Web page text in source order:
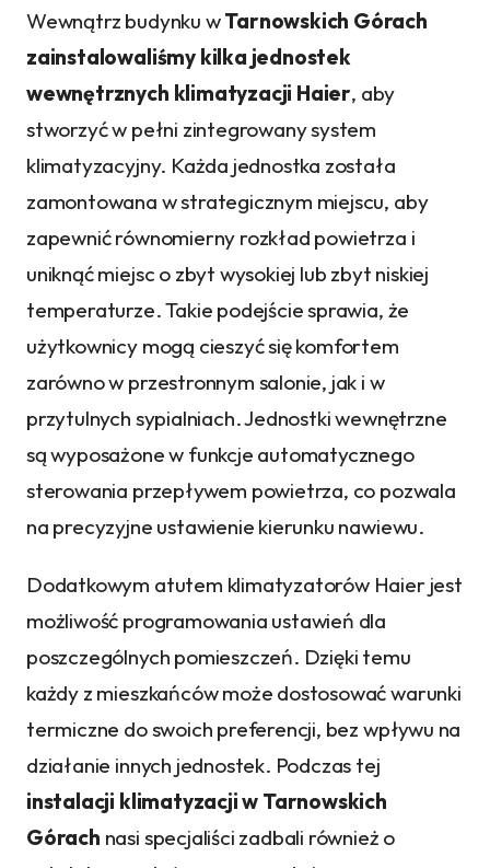
Wewnątrz budynku wTarnowskich Górach
zainstalowaliśmy kilka jednostek
wewnętrznych klimatyzacji Haier, aby
stworzyć w pełni zintegrowany system
klimatyzacyjny. Każda jednostka została
zamontowana w strategicznym miejscu, aby
zapewnić równomierny rozkład powietrza i
uniknąć miejsc o zbyt wysokiej lub zbyt niskiej
temperaturze. Takie podejście sprawia, że
użytkownicy mogą cieszyć się komfortem
zarówno w przestronnym salonie, jak i w
przytulnych sypialniach. Jednostki wewnętrzne
są wyposażone w funkcje automatycznego
sterowania przepływem powietrza, co pozwala
na precyzyjne ustawienie kierunku nawiewu.
Dodatkowym atutem klimatyzatorów Haier jest
możliwość programowania ustawień dla
poszczególnych pomieszczeń. Dzięki temu
każdy z mieszkańców może dostosować warunki
termiczne do swoich preferencji, bez wpływu na
działanie innych jednostek. Podczas tej
instalacji klimatyzacji w Tarnowskich
Górach nasi specjaliści zadbali również o